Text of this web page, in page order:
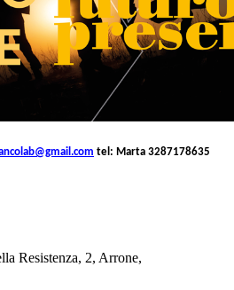
tel: Marta 3287178635
Resistenza, 2, Arrone,